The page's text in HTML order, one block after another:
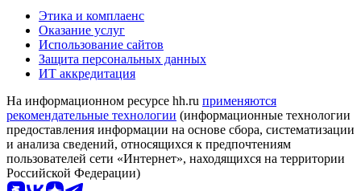
Этика и комплаенс
Оказание услуг
Использование сайтов
Защита персональных данных
ИТ аккредитация
На информационном ресурсе hh.ru применяются
рекомендательные технологии (информационные технологии
предоставления информации на основе сбора, систематизации
и анализа сведений, относящихся к предпочтениям
пользователей сети «Интернет», находящихся на территории
Российской Федерации)